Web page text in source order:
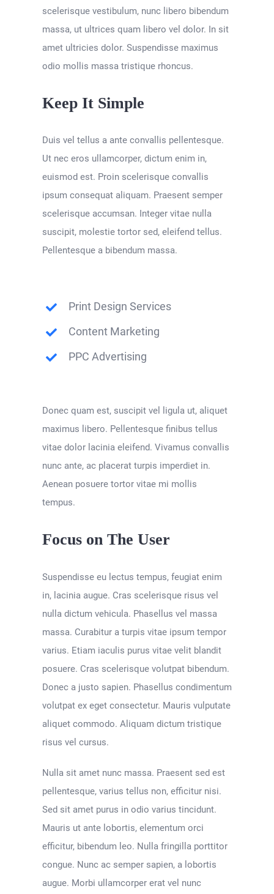
scelerisque vestibulum, nunc libero bibendum
massa, ut ultrices quam libero vel dolor. In sit
amet ultricies dolor. Suspendisse maximus
odio mollis massa tristique rhoncus.
Keep It Simple
Duis vel tellus a ante convallis pellentesque.
Ut nec eros ullamcorper, dictum enim in,
euismod est. Proin scelerisque convallis
ipsum consequat aliquam. Praesent semper
scelerisque accumsan. Integer vitae nulla
suscipit, molestie tortor sed, eleifend tellus.
Pellentesque a bibendum massa.
Print Design Services
Content Marketing
PPC Advertising
Donec quam est, suscipit vel ligula ut, aliquet
maximus libero. Pellentesque finibus tellus
vitae dolor lacinia eleifend. Vivamus convallis
nunc ante, ac placerat turpis imperdiet in.
Aenean posuere tortor vitae mi mollis
tempus.
Focus on The User
Suspendisse eu lectus tempus, feugiat enim
in, lacinia augue. Cras scelerisque risus vel
nulla dictum vehicula. Phasellus vel massa
massa. Curabitur a turpis vitae ipsum tempor
varius. Etiam iaculis purus vitae velit blandit
posuere. Cras scelerisque volutpat bibendum.
Donec a justo sapien. Phasellus condimentum
volutpat ex eget consectetur. Mauris vulputate
aliquet commodo. Aliquam dictum tristique
risus vel cursus.
Nulla sit amet nunc massa. Praesent sed est
pellentesque, varius tellus non, efficitur nisi.
Sed sit amet purus in odio varius tincidunt.
Mauris ut ante lobortis, elementum orci
efficitur, bibendum leo. Nulla fringilla porttitor
congue. Nunc ac semper sapien, a lobortis
augue. Morbi ullamcorper erat vel nunc